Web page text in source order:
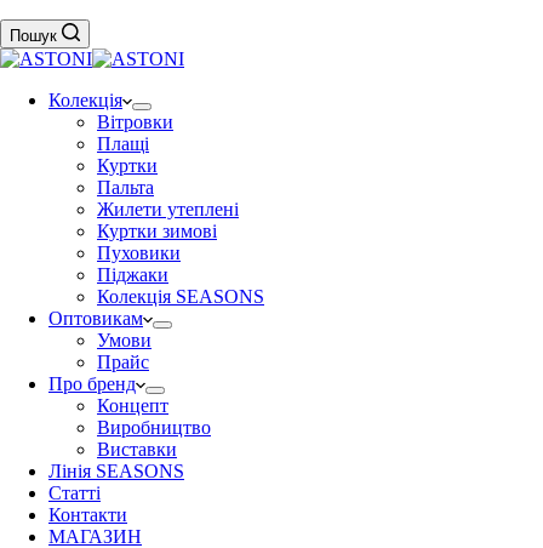
Пошук
Колекція
Вітровки
Плащі
Куртки
Пальта
Жилети утеплені
Куртки зимові
Пуховики
Піджаки
Колекція SEASONS
Оптовикам
Умови
Прайс
Про бренд
Концепт
Виробництво
Виставки
Лінія SEASONS
Статті
Контакти
МАГАЗИН